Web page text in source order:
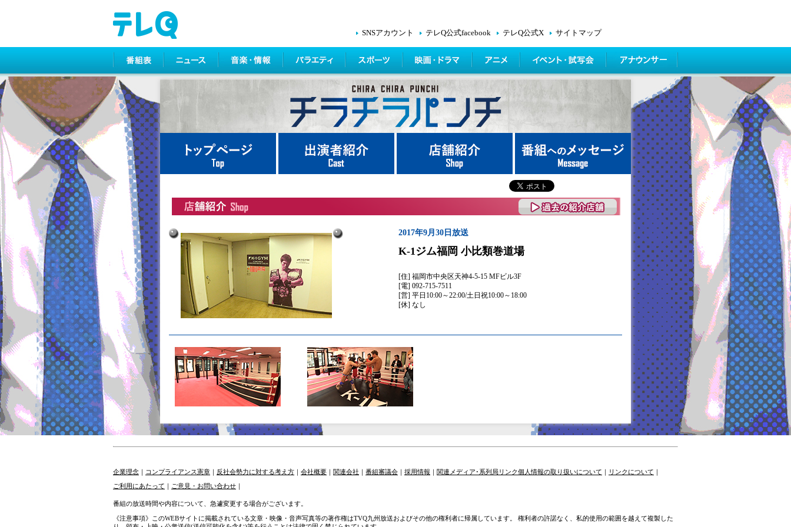
SNSアカウント テレQ公式facebook テレQ公式X サイトマップ
2017年9月30日放送
K-1ジム福岡 小比類巻道場
[住] 福岡市中央区天神4-5-15 MFビル3F
[電] 092-715-7511
[営] 平日10:00～22:00/土日祝10:00～18:00
[休] なし
企業理念 ｜ コンプライアンス憲章 ｜ 反社会勢力に対する考え方 ｜ 会社概要 ｜ 関連会社 ｜ 番組審議会 ｜ 採用情報 ｜ 関連メディア･系列局リンク個人情報の取り扱いについて ｜ リンクについて ｜
ご利用にあたって ｜ ご意見・お問い合わせ ｜
番組の放送時間や内容について、急遽変更する場合がございます。
《注意事項》このWEBサイトに掲載されている文章・映像・音声写真等の著作権はTVQ九州放送およびその他の権利者に帰属しています。 権利者の許諾なく、私的使用の範囲を越えて複製した